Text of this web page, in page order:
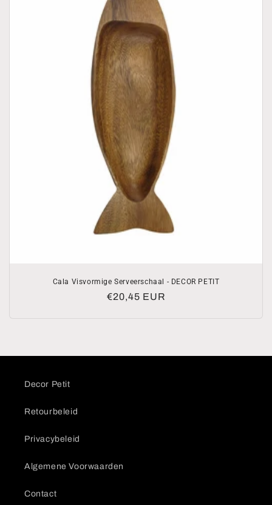
Cala Visvormige Serveerschaal - DECOR PETIT
Normale
€20,45 EUR
Decor Petit
Retourbeleid
Privacybeleid
Algemene Voorwaarden
Contact